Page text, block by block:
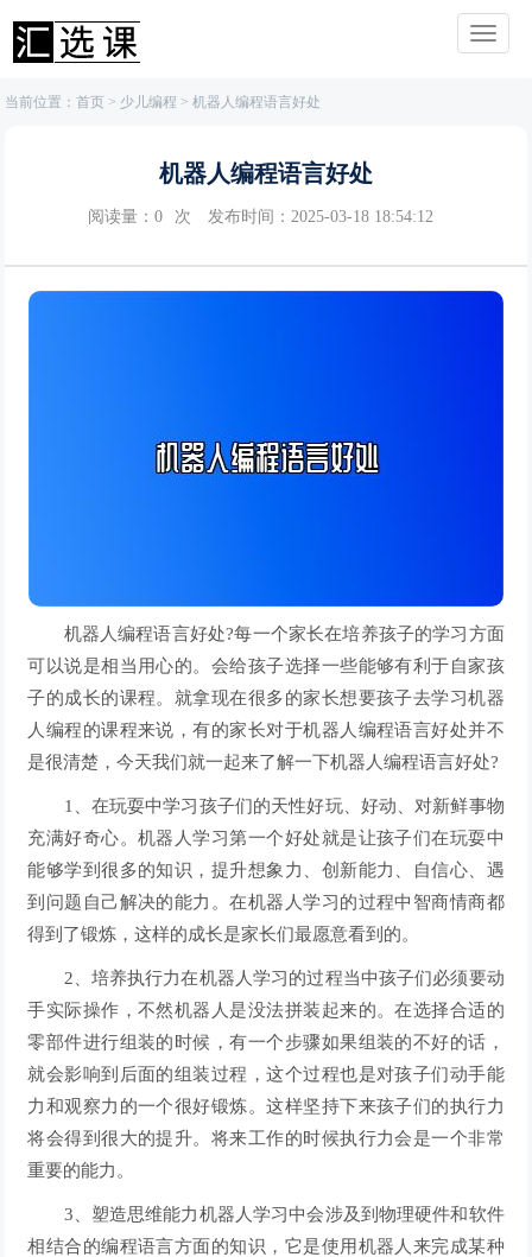
当前位置：首页 > 少儿编程 > 机器人编程语言好处
机器人编程语言好处
阅读量： 0 次 发布时间：2025-03-18 18:54:12
机器人编程语言好处?每一个家长在培养孩子的学习方面
可以说是相当用心的。会给孩子选择一些能够有利于自家孩
子的成长的课程。就拿现在很多的家长想要孩子去学习机器
人编程的课程来说，有的家长对于机器人编程语言好处并不
是很清楚，今天我们就一起来了解一下机器人编程语言好处?
1、在玩耍中学习孩子们的天性好玩、好动、对新鲜事物
充满好奇心。机器人学习第一个好处就是让孩子们在玩耍中
能够学到很多的知识，提升想象力、创新能力、自信心、遇
到问题自己解决的能力。在机器人学习的过程中智商情商都
得到了锻炼，这样的成长是家长们最愿意看到的。
2、培养执行力在机器人学习的过程当中孩子们必须要动
手实际操作，不然机器人是没法拼装起来的。在选择合适的
零部件进行组装的时候，有一个步骤如果组装的不好的话，
就会影响到后面的组装过程，这个过程也是对孩子们动手能
力和观察力的一个很好锻炼。这样坚持下来孩子们的执行力
将会得到很大的提升。将来工作的时候执行力会是一个非常
重要的能力。
3、塑造思维能力机器人学习中会涉及到物理硬件和软件
相结合的编程语言方面的知识，它是使用机器人来完成某种